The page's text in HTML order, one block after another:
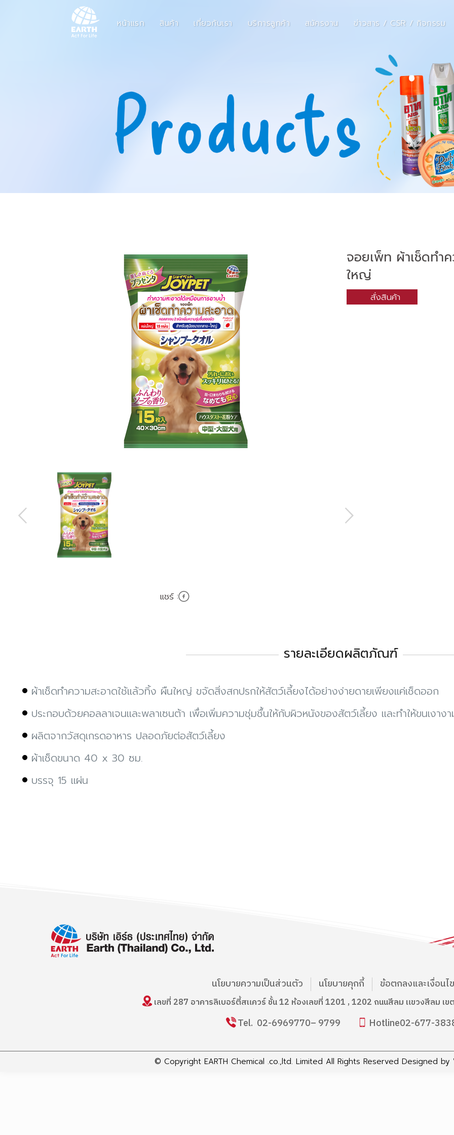
หน้าแรก สินค้า เกี่ยวกับเรา บริการลูกค้า สมัครงาน ข่าวสาร / CSR / กิจกรรม
แชร์ :
จอยเพ็ท ผ้าเช็ดทำ
ใหญ่
สั่งสินค้า
รายละเอียดผลิตภัณฑ์
ผ้าเช็ดทำความสะอาดใช้แล้วทิ้ง ผืนใหญ่ ขจัดสิ่งสกปรกให้สัตว์เลี้ยงได้อย่างง่ายดายเพียงแค่เช็ดออก
ประกอบด้วยคอลลาเจนและพลาเซนต้า เพื่อเพิ่มความชุ่มชื้นให้กับผิวหนังของสัตว์เลี้ยง และทำให้ขนเงาง
ผลิตจากวัสดุเกรดอาหาร ปลอดภัยต่อสัตว์เลี้ยง
ผ้าเช็ดขนาด 40 x 30 ซม.
บรรจุ 15 แผ่น
นโยบายความเป็นส่วนตัว นโยบายคุกกี้ ข้อตกลงและเงื่อนไข
เลขที่ 287 อาคารลิเบอร์ตี้สแควร์ ชั้น 12 ห้องเลขที่ 1201 , 1202 ถนนสีลม แขวงสีลม เ
Tel. 02-6969770– 9799 Hotline02-677-
© Copyright EARTH Chemical .co.,ltd. Limited All Rights Reserved Designed by